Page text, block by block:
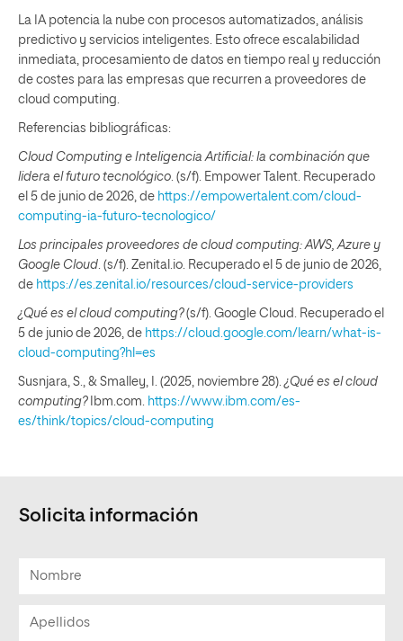
La IA potencia la nube con procesos automatizados, análisis
predictivo y servicios inteligentes. Esto ofrece escalabilidad
inmediata, procesamiento de datos en tiempo real y reducción
de costes para las empresas que recurren a proveedores de
cloud computing.
Referencias bibliográficas:
Cloud Computing e Inteligencia Artificial: la combinación que
lidera el futuro tecnológico . (s/f). Empower Talent. Recuperado
el 5 de junio de 2026, de https://empowertalent.com/cloud-
computing-ia-futuro-tecnologico/
Los principales proveedores de cloud computing: AWS, Azure y
Google Cloud . (s/f). Zenital.io. Recuperado el 5 de junio de 2026,
de https://es.zenital.io/resources/cloud-service-providers
¿Qué es el cloud computing?(s/f). Google Cloud. Recuperado el
5 de junio de 2026, de https://cloud.google.com/learn/what-is-
cloud-computing?hl=es
Susnjara, S., & Smalley, I. (2025, noviembre 28). ¿Qué es el cloud
computing?Ibm.com.
https://www.ibm.com/es-
es/think/topics/cloud-computing
Solicita información